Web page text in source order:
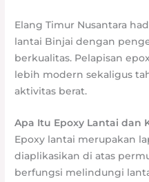
Elang Timur Nusantara
lantai Binjai dengan
berkualitas. Pelapisan
lebih modern sekaligus
aktivitas berat.
Apa Itu Epoxy Lantai dan
Epoxy lantai merupakan
diaplikasikan di atas
berfungsi melindungi